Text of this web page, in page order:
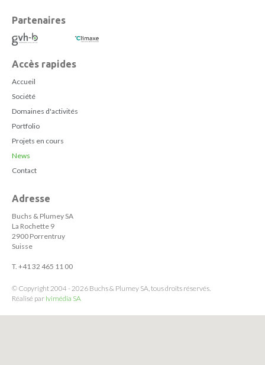
Partenaires
Accès rapides
Accueil
Société
Domaines d'activités
Portfolio
Projets en cours
News
Contact
Adresse
Buchs & Plumey SA
La Rochette 9
2900 Porrentruy
Suisse
T. +41 32 465 11 00
© Copyright 2004 - 2026 Buchs & Plumey SA, tous droits réservés.
Réalisé par Ivimédia SA